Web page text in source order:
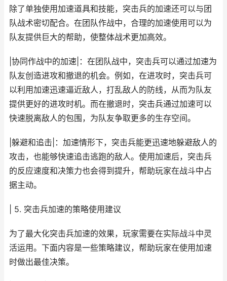
除了单独使用加速道具和技能，突击兵的加速还可以与团
队战术密切配合。在团队作战中，合理的加速使用可以为
队友提供巨大的帮助，使整体战术更加高效。
|协同作战中的加速|：在团队战中，突击兵可以通过加速为
队友创造进攻和撤退的机会。例如，在进攻时，突击兵可
以利用加速迅速逼近敌人，打乱敌人的防线，从而为队友
提供更好的进攻时机。而在撤退时，突击兵通过加速可以
快速脱离敌人的包围，为队友争取更多的生存空间。
|躲避和追击|：加速情形下，突击兵能更迅速地躲避敌人的
攻击，也能够快速追击逃跑的敌人。使用加速后，突击兵
的反应速度和决策力也会得到提升，帮助玩家在战斗中占
据主动。
| 5. 突击兵加速的策略使用建议
为了最大化突击兵加速的效果，玩家需要在实际战斗中灵
活运用。下面内容是一些策略建议，帮助玩家在使用加速
时做出最佳决策。